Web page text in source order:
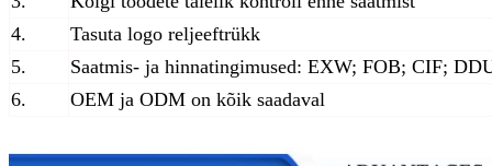
4.
Tasuta logo reljeeftrükk
5.
Saatmis- ja hinnatingimused: EXW; FOB; CIF;
6.
OEM ja ODM on kõik saadaval